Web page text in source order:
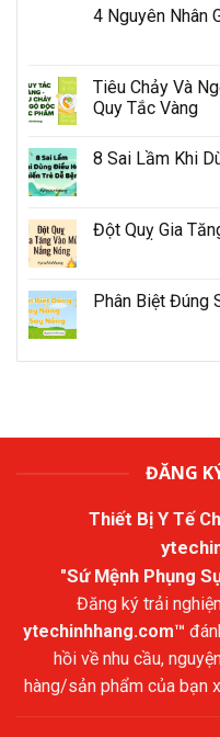
4 Nguyên Nhân
Tiêu Chảy Và
Quy Tắc Vàng
8 Sai Lầm Khi
Đột Quỵ Gia
Phân Biệt Đúng
ĐĂNG
Thiết Bị Y Tế
"Sứ Mệnh Phụng
Đăng ký trải
ytechinhhang.com™
hồi về nhu cầu,
hàng/sản phẩm của bạn